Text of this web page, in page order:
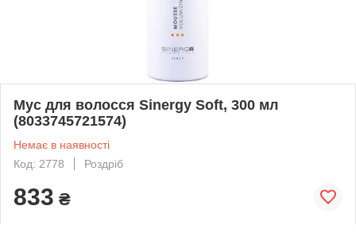
Мус для волосся Sinergy Soft, 300 мл
(8033745721574)
Немає в наявності
Код: 2778
Роздріб
833 ₴